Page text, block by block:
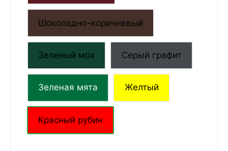
Шоколадно-коричневый
Зеленый мох Серый графит
Зеленая мята Желтый
Красный рубин